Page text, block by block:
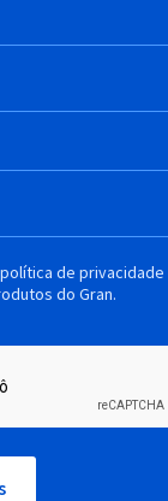
de
do Gran.